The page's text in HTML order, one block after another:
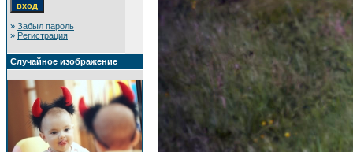
» Забыл пароль
» Регистрация
Случайное изображение